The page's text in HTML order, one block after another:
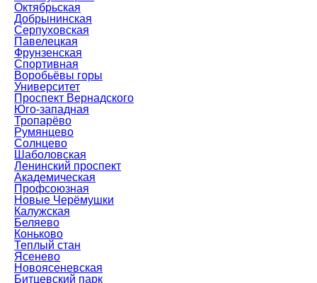
Октябрьская
Добрынинская
Серпуховская
Павелецкая
Фрунзенская
Спортивная
Воробьёвы горы
Университет
Проспект Вернадского
Юго-западная
Тропарёво
Румянцево
Солнцево
Шаболовская
Ленинский проспект
Академическая
Профсоюзная
Новые Черёмушки
Калужская
Беляево
Коньково
Теплый стан
Ясенево
Новоясеневская
Битцевский парк